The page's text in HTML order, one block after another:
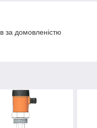
за домовленістю